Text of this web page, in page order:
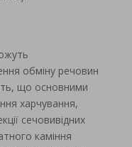
обміну речовин
що основними
харчування,
сечовивідних
каміння